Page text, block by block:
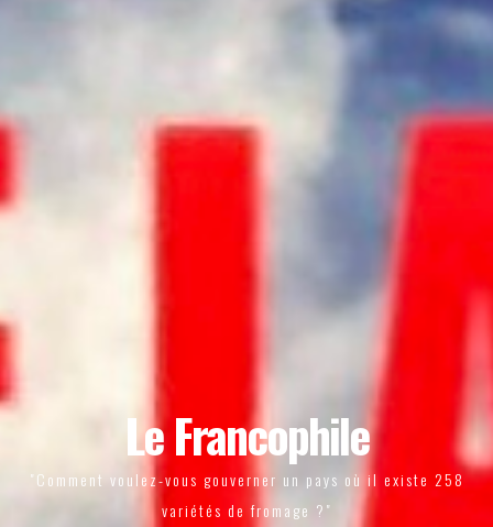
Le Francophile
"Comment voulez-vous gouverner un pays où il existe 258
variétés de fromage ?"